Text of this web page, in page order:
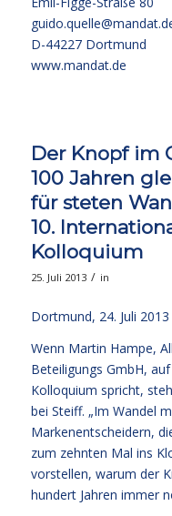
D-
www.mandat.de
Der Knopf im
100 Jahren
für steten
10.
Kolloquium
25. Juli 2013 / in
Dortmund, 24. Juli 2013
Wenn Martin Hampe,
Beteiligungs GmbH,
Kolloquium spricht,
bei Steiff. „Im Wandel
Markenentscheidern,
zum zehnten Mal ins
vorstellen, warum der
hundert Jahren immer